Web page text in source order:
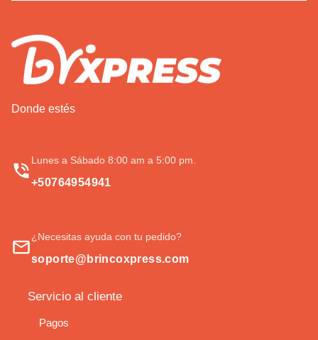
Donde estés
Lunes a Sábado 8:00 am a 5:00 pm.
+50764954941
¿Necesitas ayuda con tu pedido?
soporte@brincoxpress.com
Servicio al cliente
Pagos